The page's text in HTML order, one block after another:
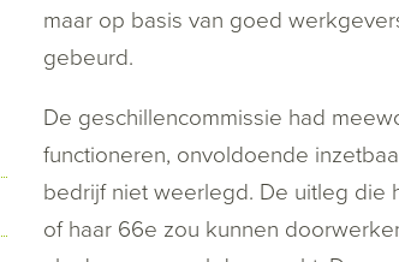
maar op basis van goed
gebeurd.
De geschillencommissie had
functioneren, onvoldoende
bedrijf niet weerlegd. De uitleg die
of haar 66e zou kunnen